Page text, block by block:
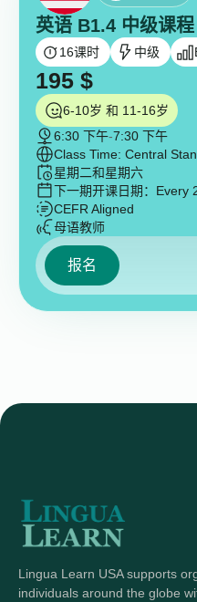
英语 B1.4 中级课程
16课时 中级
195 $
6-10岁 和 11-16岁
6:30 下午-7:30 下午
Class Time: Central
星期二和星期六
下一期开课日期： Every
CEFR Aligned
母语教师
报名
Lingua Learn USA supports
individuals around the globe